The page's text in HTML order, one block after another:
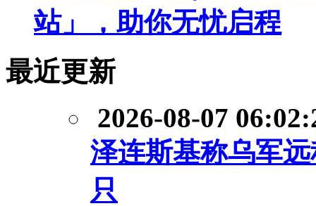
站」，助你无忧启程
最近更新
2026-08-07
泽连斯基称乌军
只